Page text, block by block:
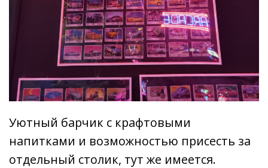
Уютный барчик с крафтовыми
напитками и возможностью присесть за
отдельный столик, тут же имеется.